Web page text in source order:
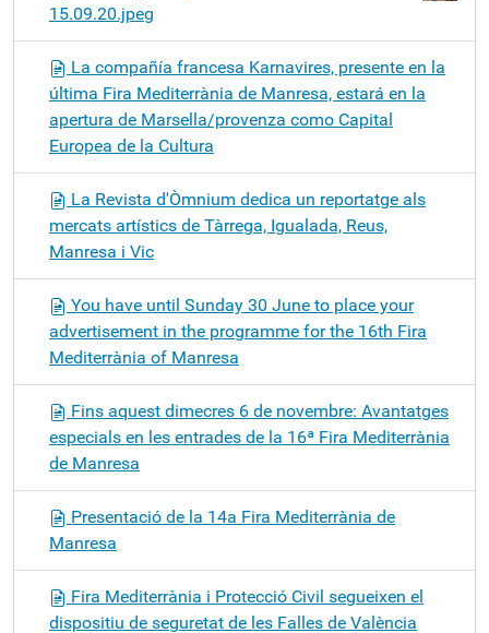
15.09.20.jpeg
La compañía francesa Karnavires, presente en la
última Fira Mediterrània de Manresa, estará en la
apertura de Marsella/provenza como Capital
Europea de la Cultura
La Revista d'Òmnium dedica un reportatge als
mercats artístics de Tàrrega, Igualada, Reus,
Manresa i Vic
You have until Sunday 30 June to place your
advertisement in the programme for the 16th Fira
Mediterrània of Manresa
Fins aquest dimecres 6 de novembre: Avantatges
especials en les entrades de la 16ª Fira Mediterrània
de Manresa
Presentació de la 14a Fira Mediterrània de
Manresa
Fira Mediterrània i Protecció Civil segueixen el
dispositiu de seguretat de les Falles de València